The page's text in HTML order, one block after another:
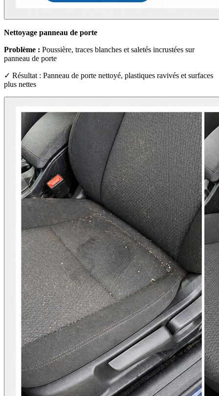
Nettoyage panneau de porte
Problème : Poussière, traces blanches et saletés incrustées sur
panneau de porte
✓ Résultat : Panneau de porte nettoyé, plastiques ravivés et surfaces
plus nettes